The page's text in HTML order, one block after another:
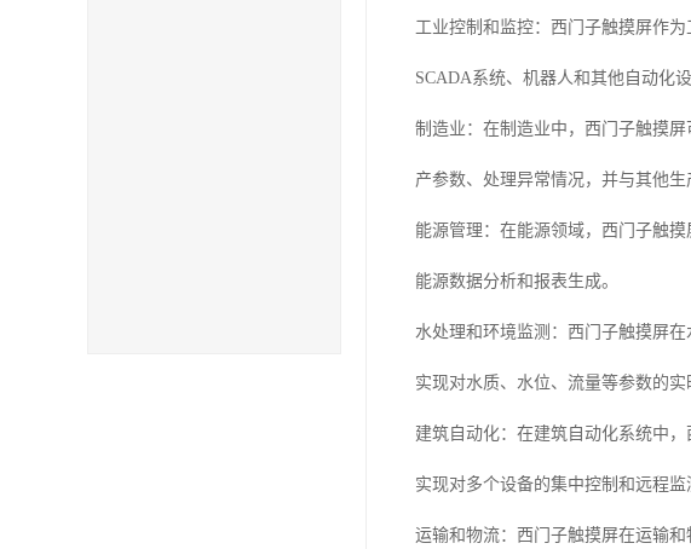
工业控制和监控：西门子触摸屏作
SCADA系统、机器人和其他自动化
制造业：在制造业中，西门子触摸
产参数、处理异常情况，并与其他生
能源管理：在能源领域，西门子触
能源数据分析和报表生成。
水处理和环境监测：西门子触摸屏
实现对水质、水位、流量等参数的实
建筑自动化：在建筑自动化系统中
实现对多个设备的集中控制和远程监
运输和物流：西门子触摸屏在运输